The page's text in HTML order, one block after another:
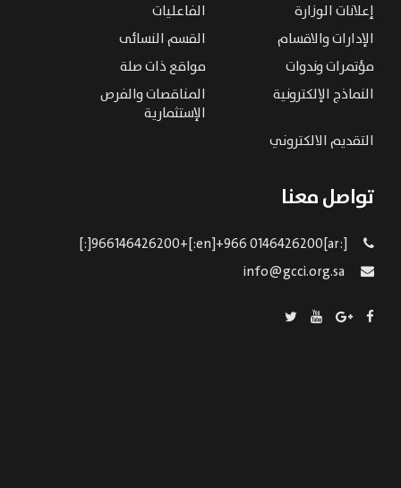
إعلانات الوزارة
الفاعليات
الإدارات والاقسام
القسم النسائى
مؤتمرات وندوات
مواقع ذات صلة
النماذج الإلكترونية
المناقصات والفرص
الإستثمارية
التقديم الالكتروني
تواصل معنا
[:ar]966146426200+[:en]+966 0146426200[:]